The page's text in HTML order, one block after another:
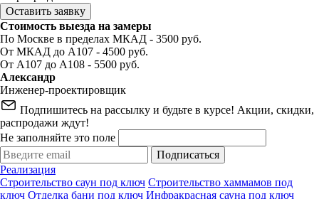
Оставить заявку
Стоимость выезда на замеры
По Москве в пределах МКАД - 3500 руб.
От МКАД до А107 - 4500 руб.
От А107 до А108 - 5500 руб.
Александр
Инженер-проектировщик
Подпишитесь на рассылку и будьте в курсе! Акции, скидки,
распродажи ждут!
Не заполняйте это поле
Подписаться
Реализация
Строительство саун под ключ Строительство хаммамов под
ключ Отделка бани под ключ Инфракрасная сауна под ключ